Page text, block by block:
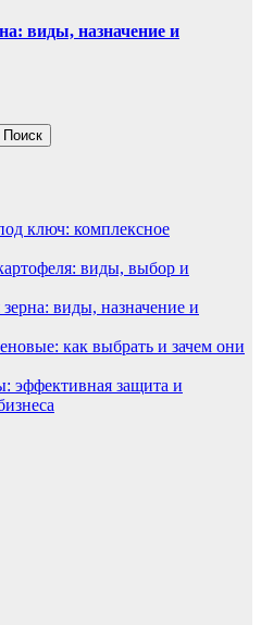
виды, назначение и
Поиск
ключ: комплексное
виды, выбор и
виды, назначение и
как выбрать и зачем они
эффективная защита и